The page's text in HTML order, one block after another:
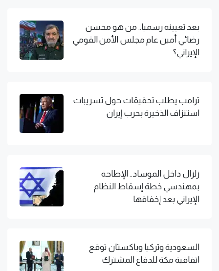
بعد تعيينه رسميا.. من هو محسن
رضائي أمين عام مجلس الأمن القومي
الإيراني؟
ترامب يطلب تحقيقات حول تسريبات
استنزاف الذخيرة بحرب إيران
زلزال داخل الموساد.. الإطاحة
بمهندسي خطة إسقاط النظام
الإيراني بعد إخفاقها
السعودية وتركيا وباكستان توقع
اتفاقية مكة للدفاع المشترك